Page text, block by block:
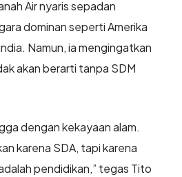
Air nyaris sepadan
dominan seperti Amerika
Namun, ia mengingatkan
akan berarti tanpa SDM
dengan kekayaan alam.
karena SDA, tapi karena
pendidikan,” tegas Tito